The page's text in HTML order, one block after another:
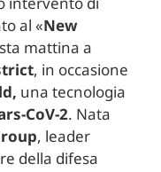
al «New
mattina a
, in occasione
una tecnologia
CoV-2. Nata
, leader
della difesa